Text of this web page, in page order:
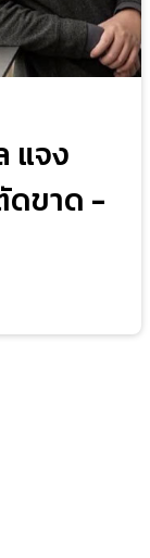
แจง
ดขาด -